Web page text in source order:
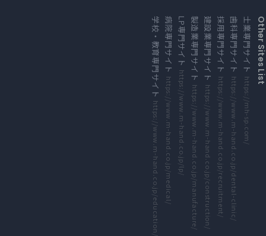
Other
士業専門サイト
https://mh-sp.com/
外部サイトにリンクします
歯科専門サイト
https://www.m-hand.co.jp/dental-clinic/
外部サイトにリンクします
採用専門サイト
https://www.m-hand.co.jp/recruitment/
外部サイトにリンクします
建設業専門サイト
https://www.m-hand.co.jp/construction/
外部サイトにリンクします
製造業専門サイト
https://www.m-hand.co.jp/manufacture/
外部サイトにリンクします
LP専門サイト
https://www.m-hand.co.jp/lp/
外部サイトにリンクします
病院専門サイト
https://www.m-hand.co.jp/medical/
外部サイトにリンクします
学校・教育専門サイト
https://www.m-hand.co.jp/education/
外部サイトにリンクします